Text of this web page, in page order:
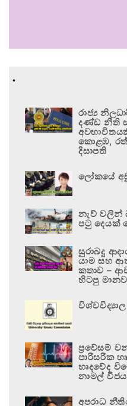
.
රාජ්‍ය
දණ්ඩ නීති
කොළඹ,
දිසාපති
ලෝකයේ
නැව් වලින්
පටු දෙයක්
සුරාබදු
යාම සහ
කතාව –
හිටපු මානව
ප්‍රවේසම්
පාරිසරික
හෘදවේද
නාමල්
අපරාධ